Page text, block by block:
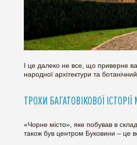
І це далеко не все, що приверне
народної архітектури та
ТРОХИ БАГАТОВІКОВОЇ
«Чорне місто», яке побував в
також був центром Буковини – це